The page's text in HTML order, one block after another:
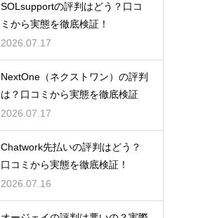
SOLsupportの評判はどう？口コ
ミから実態を徹底検証！
2026.07.17
NextOne（ネクストワン）の評判
は？口コミから実態を徹底検証
2026.07.17
Chatwork先払いの評判はどう？
口コミから実態を徹底検証！
2026.07.16